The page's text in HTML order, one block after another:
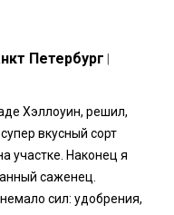
Петербург
Хэллоуин, решил,
вкусный сорт
участке. Наконец я
саженец.
сил: удобрения,